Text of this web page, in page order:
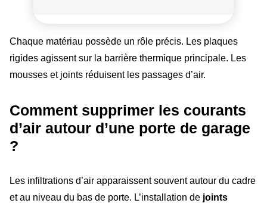
Chaque matériau possède un rôle précis. Les plaques
rigides agissent sur la barrière thermique principale. Les
mousses et joints réduisent les passages d’air.
Comment supprimer les courants
d’air autour d’une porte de garage
?
Les infiltrations d’air apparaissent souvent autour du cadre
et au niveau du bas de porte. L’installation de joints